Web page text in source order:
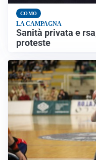
COMO
LA CAMPAGNA
Sanità privata e
proteste